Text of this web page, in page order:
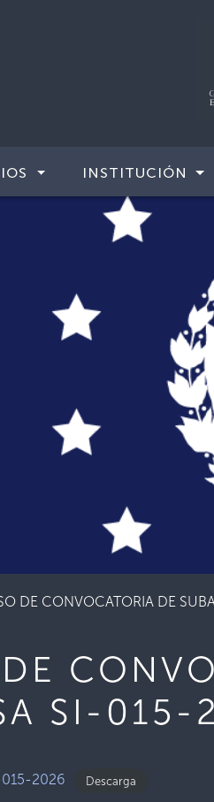
INSTITUCIÓN
DE CONVOCATORIA DE
SI-015-
2026 Descarga